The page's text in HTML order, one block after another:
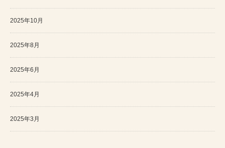
2025年10月
2025年8月
2025年6月
2025年4月
2025年3月